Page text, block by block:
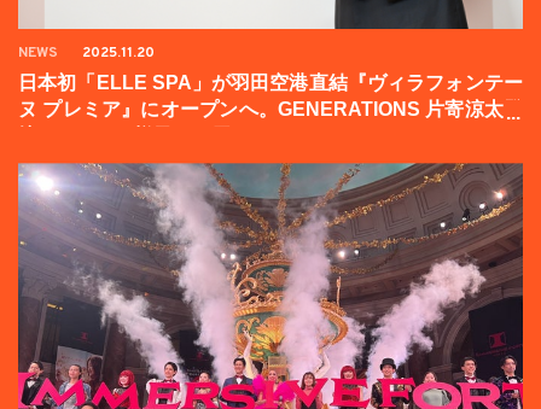
NEWS 2025.11.20
日本初「ELLE SPA」が羽田空港直結『ヴィラフォンテー
ヌ プレミア』にオープンへ。GENERATIONS 片寄涼太登